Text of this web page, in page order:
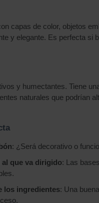
capas de color, objetos
y elegante. Es perfecta
y humectantes. Tiene
naturales que podrían
: ¿Será decorativo o
que va dirigido: Las
los ingredientes: Una buena